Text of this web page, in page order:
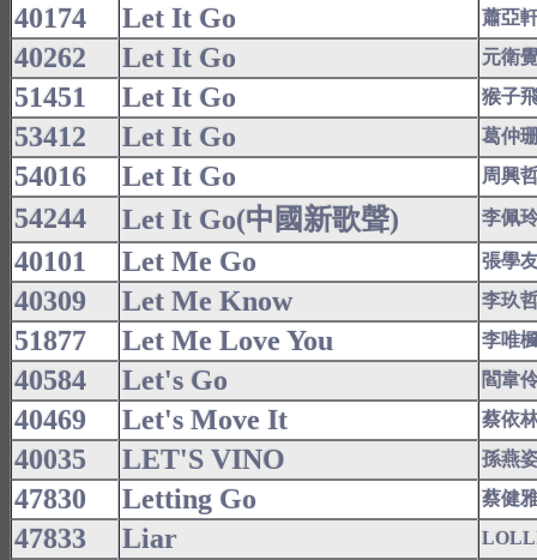
40174 Let It Go 蕭亞
40262 Let It Go 元衛
51451 Let It Go 猴子
53412 Let It Go 葛仲
54016 Let It Go 周興
54244 Let It Go(中國新歌聲) 李佩
40101 Let Me Go 張學
40309 Let Me Know 李玖
51877 Let Me Love You 李唯
40584 Let's Go 閻韋
40469 Let's Move It 蔡依
40035 LET'S VINO 孫燕
47830 Letting Go 蔡健
47833 Liar